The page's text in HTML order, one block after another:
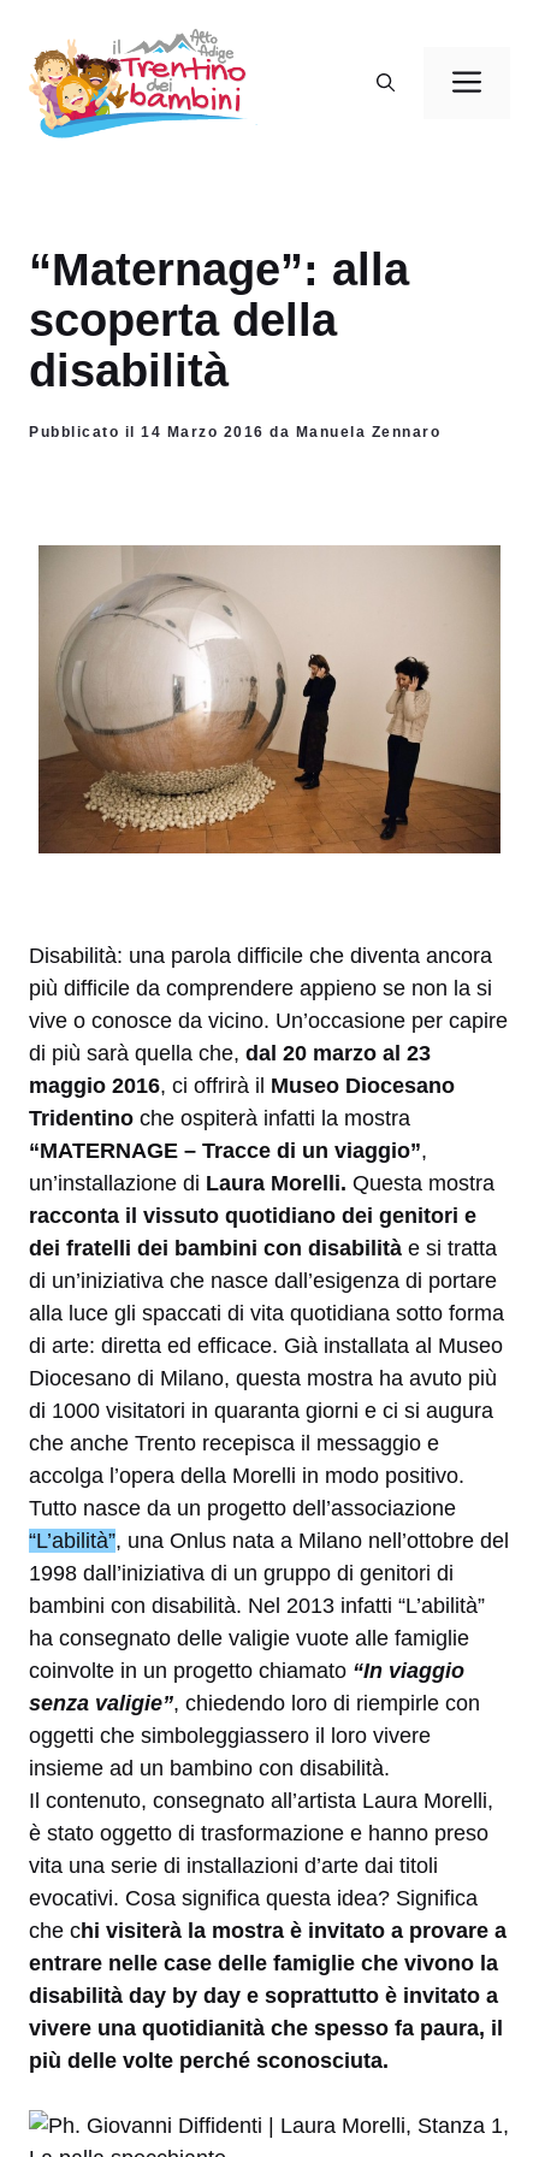
contenuto
“Maternage”: alla
scoperta della
disabilità
Pubblicato il 14 Marzo 2016 da Manuela Zennaro
Disabilità: una parola difficile che diventa ancora
più difficile da comprendere appieno se non la si
vive o conosce da vicino. Un’occasione per capire
di più sarà quella che, dal 20 marzo al 23
maggio 2016, ci offrirà il Museo Diocesano
Tridentino che ospiterà infatti la mostra
“MATERNAGE – Tracce di un viaggio”,
un’installazione di Laura Morelli. Questa mostra
racconta il vissuto quotidiano dei genitori e
dei fratelli dei bambini con disabilità e si tratta
di un’iniziativa che nasce dall’esigenza di portare
alla luce gli spaccati di vita quotidiana sotto forma
di arte: diretta ed efficace. Già installata al Museo
Diocesano di Milano, questa mostra ha avuto più
di 1000 visitatori in quaranta giorni e ci si augura
che anche Trento recepisca il messaggio e
accolga l’opera della Morelli in modo positivo.
Tutto nasce da un progetto dell’associazione
“L’abilità”, una Onlus nata a Milano nell’ottobre del
1998 dall’iniziativa di un gruppo di genitori di
bambini con disabilità. Nel 2013 infatti “L’abilità”
ha consegnato delle valigie vuote alle famiglie
coinvolte in un progetto chiamato “In viaggio
senza valigie”, chiedendo loro di riempirle con
oggetti che simboleggiassero il loro vivere
insieme ad un bambino con disabilità.
Il contenuto, consegnato all’artista Laura Morelli,
è stato oggetto di trasformazione e hanno preso
vita una serie di installazioni d’arte dai titoli
evocativi. Cosa significa questa idea? Significa
che chi visiterà la mostra è invitato a provare a
entrare nelle case delle famiglie che vivono la
disabilità day by day e soprattutto è invitato a
vivere una quotidianità che spesso fa paura, il
più delle volte perché sconosciuta.